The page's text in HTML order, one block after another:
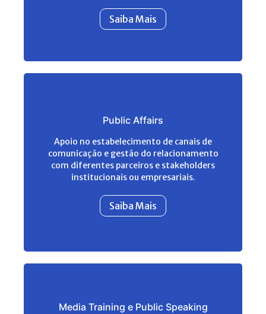
Saiba Mais
Public Affairs
Apoio no estabelecimento de canais de
comunicação e gestão do relacionamento
com diferentes parceiros e stakeholders
institucionais ou empresariais.
Saiba Mais
Media Training e Public Speaking